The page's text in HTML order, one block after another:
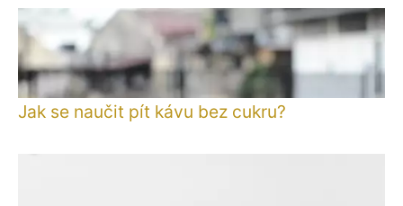
Jak se naučit pít kávu bez cukru?